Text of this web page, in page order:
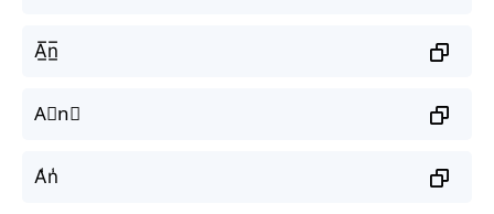
A̲̅n̲̅
A⃣n⃣
A̾n̾